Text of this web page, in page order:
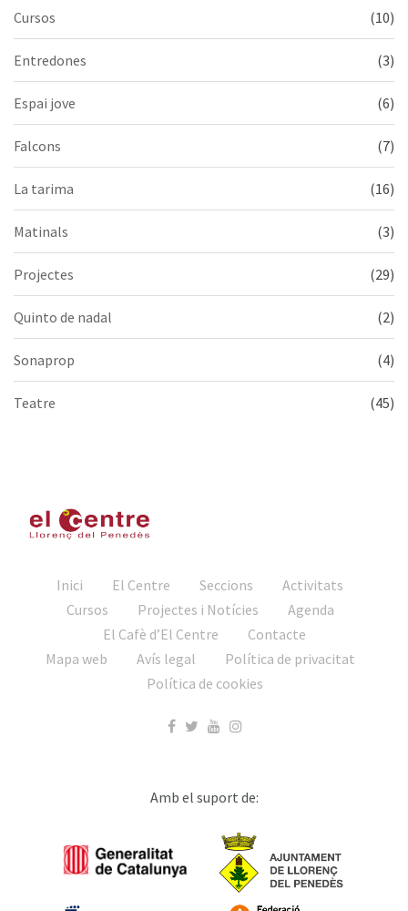
Cursos (10)
Entredones (3)
Espai jove (6)
Falcons (7)
La tarima (16)
Matinals (3)
Projectes (29)
Quinto de nadal (2)
Sonaprop (4)
Teatre (45)
Inici El Centre Seccions
Activitats
Cursos
Projectes i Notícies
Agenda
El Cafè d’El Centre
Contacte
Mapa web
Avís legal
Política de privacitat
Política de cookies
Amb el suport de: